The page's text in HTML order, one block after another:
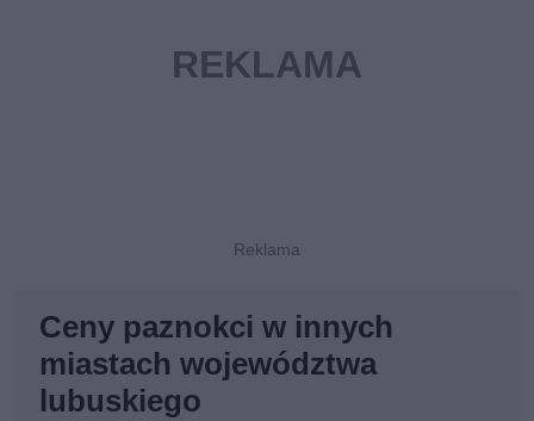
Ceny paznokci w innych
miastach województwa
lubuskiego